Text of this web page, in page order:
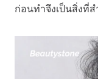
ก่อนทำจึงเป็นสิ่งที่